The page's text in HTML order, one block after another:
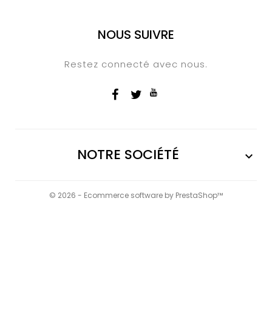
NOUS SUIVRE
Restez connecté avec nous.
NOTRE SOCIÉTÉ 
© 2026 - Ecommerce software by PrestaShop™